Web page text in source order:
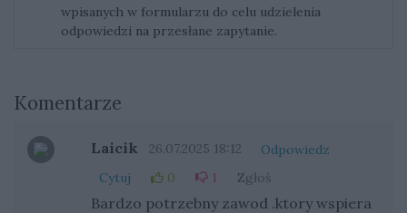
wpisanych w formularzu do celu udzielenia
odpowiedzi na przesłane zapytanie.
Komentarze
Laicik 26.07.2025 18:12
Odpowiedz
Cytuj
0 1 Zgłoś
Bardzo potrzebny zawod .ktory wspiera